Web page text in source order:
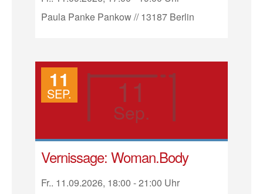
Paula Panke Pankow // 13187 Berlin
11
Sep.
11
SEP.
Vernissage: Woman.Body
Fr.. 11.09.2026, 18:00 - 21:00 Uhr